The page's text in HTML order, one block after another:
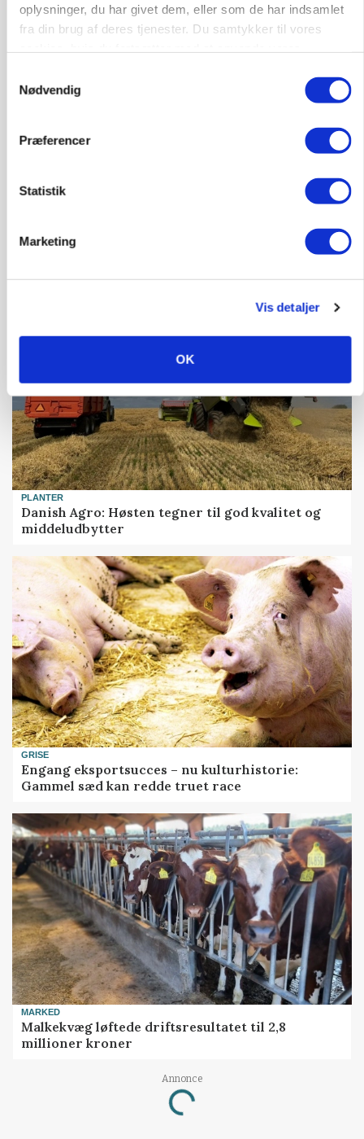
oplysninger, du har givet dem, eller som de har indsamlet
fra din brug af deres tjenester. Du samtykker til vores
Nødvendig
Præferencer
Statistik
Marketing
Vis detaljer
OK
Lave grisepriser og nye regler øger landbobanks
Grambogård får oksekød på menuen hos
Loading...
PLANTER
Danish Agro: Høsten tegner til god kvalitet og
middeludbytter
GRISE
Engang eksportsucces – nu kulturhistorie:
Gammel sæd kan redde truet race
MARKED
Malkekvæg løftede driftsresultatet til 2,8
millioner kroner
Annonce
Loading...